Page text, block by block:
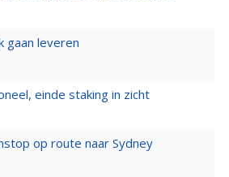
gaan leveren
einde staking in zicht
op route naar Sydney